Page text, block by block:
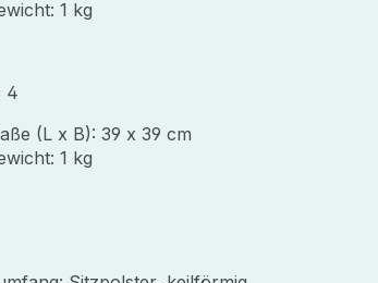
1 kg
4
(L x B): 39 x 39 cm
1 kg